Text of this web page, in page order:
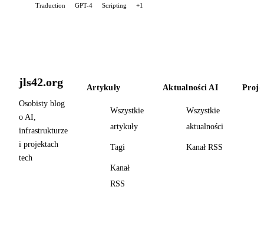
Traduction GPT-4 Scripting +1
jls42.org
Osobisty blog
o AI,
infrastrukturze
i projektach
tech
Artykuły
Wszystkie
artykuły
Tagi
Kanał
RSS
Aktualności AI
Wszystkie
aktualności
Kanał RSS